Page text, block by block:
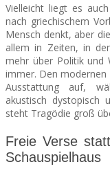
Vielleicht liegt es
nach griechischem
Mensch denkt, aber
allem in Zeiten, in
mehr über Politik und
immer. Den
Ausstattung auf,
akustisch dystopisch
steht Tragödie groß
Freie Verse
Schauspielhaus